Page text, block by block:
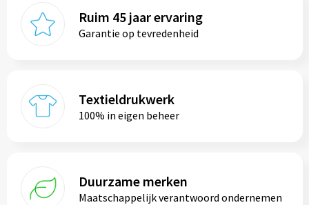
Ruim 45 jaar ervaring
Garantie op tevredenheid
Textieldrukwerk
100% in eigen beheer
Duurzame merken
Maatschappelijk verantwoord ondernemen